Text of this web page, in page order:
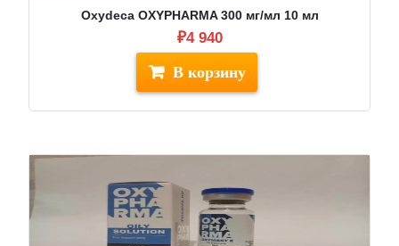
Oxydeca OXYPHARMA 300 мг/мл 10 мл
₽4 940